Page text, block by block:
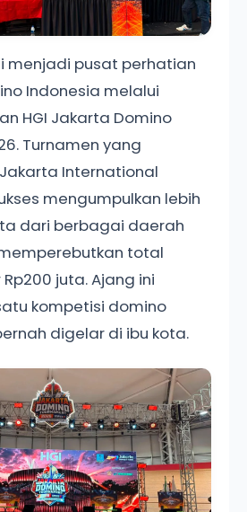
menjadi pusat perhatian
Indonesia melalui
HGI Jakarta Domino
Turnamen yang
International
mengumpulkan lebih
dari berbagai daerah
total
juta. Ajang ini
kompetisi domino
digelar di ibu kota.